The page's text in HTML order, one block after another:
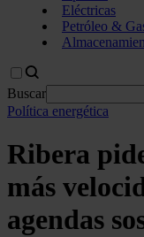
Eléctricas
Petróleo &
Buscar
Política energética
Ribera
más
agendas